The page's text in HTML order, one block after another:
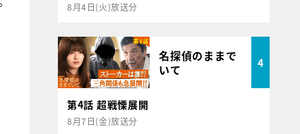
8月4日(火)放送分
名探偵のままで
いて
4
第4話 超戦慄展開
8月7日(金)放送分